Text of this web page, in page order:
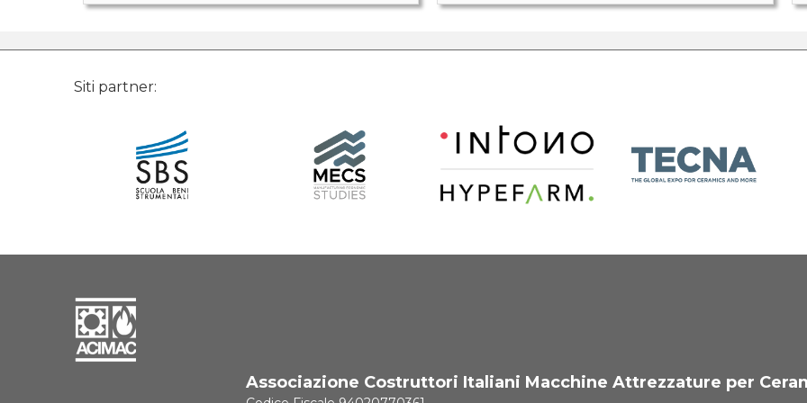
feedback-retention
Siti partner:
Associazione Costruttori Italiani Macchine Attrezzature per